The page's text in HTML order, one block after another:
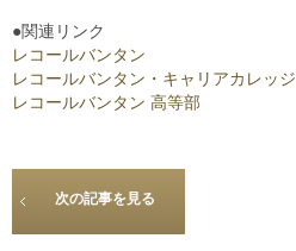
●関連リンク
レコールバンタン
レコールバンタン・キャリアカレッジ
レコールバンタン 高等部
次の記事を見る